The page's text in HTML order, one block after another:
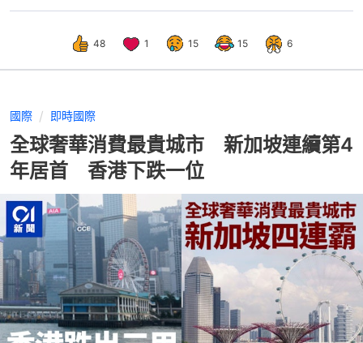
48 1 15 15 6
國際 即時國際
全球奢華消費最貴城市 新加坡連續第4
年居首 香港下跌一位